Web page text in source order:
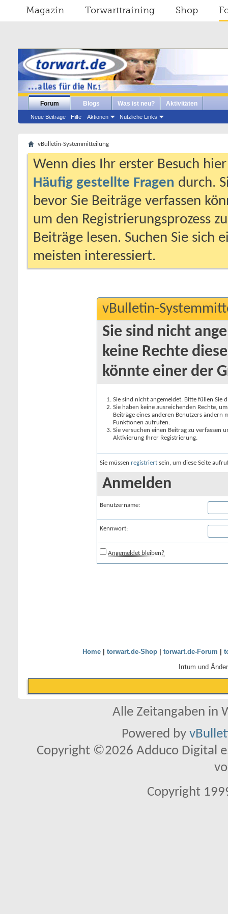
Magazin Torwarttraining Shop
Forum
Neue Beiträge Hilfe Aktionen Nützliche Links
Blogs Was ist neu? Aktivitäten
vBulletin-Systemmitteilung
Wenn dies Ihr erster Besuch
Häufig gestellte Fragen durch.
bevor Sie Beiträge verfassen
um den Registrierungsprozess
Beiträge lesen. Suchen Sie sich
meisten interessiert.
vBulletin-
Sie sind nicht
keine Rechte
könnte einer der
Sie sind nicht angemeldet. Bitte füllen Sie
Sie haben keine ausreichenden Rechte,
Beiträge eines anderen Benutzers
Funktionen aufrufen.
Sie versuchen einen Beitrag zu verfassen
Aktivierung Ihrer Registrierung.
Sie müssen registriert sein, um diese Seite
Anmelden
Benutzername:
Kennwort:
Angemeldet bleiben?
Home| torwart.de-Shop| torwart.de-Forum
Irrtum und
Alle Zeitangaben in
Powered by
Copyright ©2026 Adduco Digital
Copyright